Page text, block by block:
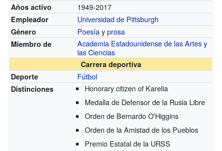
Años activo 1949-2017
Empleador Universidad de Pittsburgh
Género Poesíayprosa
Miembro de
Academia Estadounidense de las Artes y
las Ciencias
Carrera deportiva
Deporte
Fútbol
Distinciones
Honorary citizen of Karelia
Medalla de Defensor de la Rusia Libre
Orden de Bernardo O'Higgins
Orden de la Amistad de los Pueblos
Premio Estatal de la URSS